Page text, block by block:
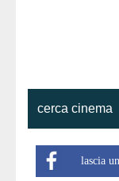
cerca cinema
lascia